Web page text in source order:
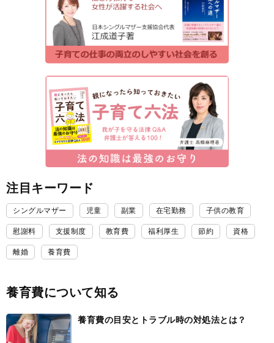
注目キーワード
シングルマザー 児童 副業 在宅勤務 子供の教育
慰謝料 支援制度 教育費 福利厚生 節約 資格
離婚 養育費
養育費について知る
養育費の目安とトラブル時の対処法とは？